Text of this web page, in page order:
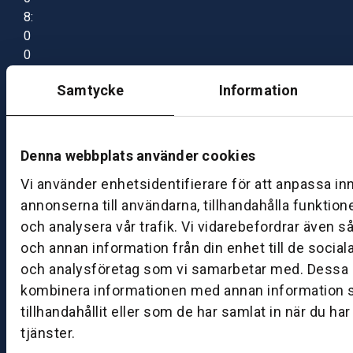
Samtycke Information
Denna webbplats använder cookies
Vi använder enhetsidentifierare för att anpassa
annonserna till användarna, tillhandahålla
och analysera vår trafik. Vi vidarebefordrar även
och annan information från din enhet till de
och analysföretag som vi samarbetar med. Dessa
kombinera informationen med annan information
tillhandahållit eller som de har samlat in när du
tjänster.
8:
0
0
7:
0
B
S
k
ö
v
d